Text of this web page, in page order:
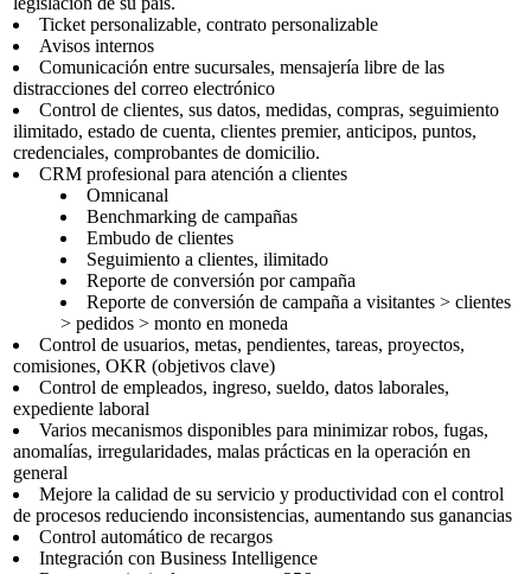
Ticket personalizable, contrato personalizable
Avisos internos
Comunicación entre sucursales, mensajería libre de las
distracciones del correo electrónico
Control de clientes, sus datos, medidas, compras, seguimiento
ilimitado, estado de cuenta, clientes premier, anticipos, puntos,
credenciales, comprobantes de domicilio.
CRM profesional para atención a clientes
Omnicanal
Benchmarking de campañas
Embudo de clientes
Seguimiento a clientes, ilimitado
Reporte de conversión por campaña
Reporte de conversión de campaña a visitantes > clientes
> pedidos > monto en moneda
Control de usuarios, metas, pendientes, tareas, proyectos,
comisiones, OKR (objetivos clave)
Control de empleados, ingreso, sueldo, datos laborales,
expediente laboral
Varios mecanismos disponibles para minimizar robos, fugas,
anomalías, irregularidades, malas prácticas en la operación en
general
Mejore la calidad de su servicio y productividad con el control
de procesos reduciendo inconsistencias, aumentando sus ganancias
Control automático de recargos
Integración con Business Intelligence